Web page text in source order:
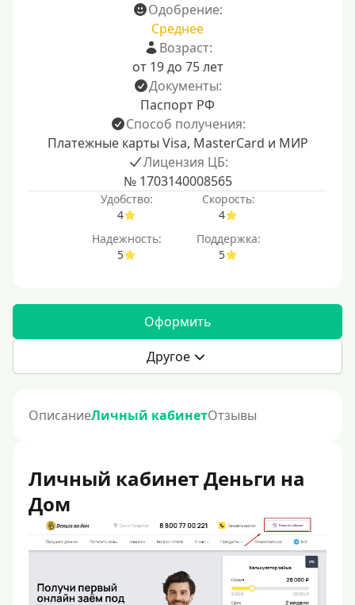
Одобрение:
Среднее
Возраст:
от 19 до 75 лет
Документы:
Паспорт РФ
Способ получения:
Платежные карты Visa, MasterCard и МИР
Лицензия ЦБ:
№ 1703140008565
Удобство:
4
Скорость:
4
Надежность:
5
Поддержка:
5
Оформить
Другое
ОписаниеЛичный кабинетОтзывы
Личный кабинет Деньги на
Дом